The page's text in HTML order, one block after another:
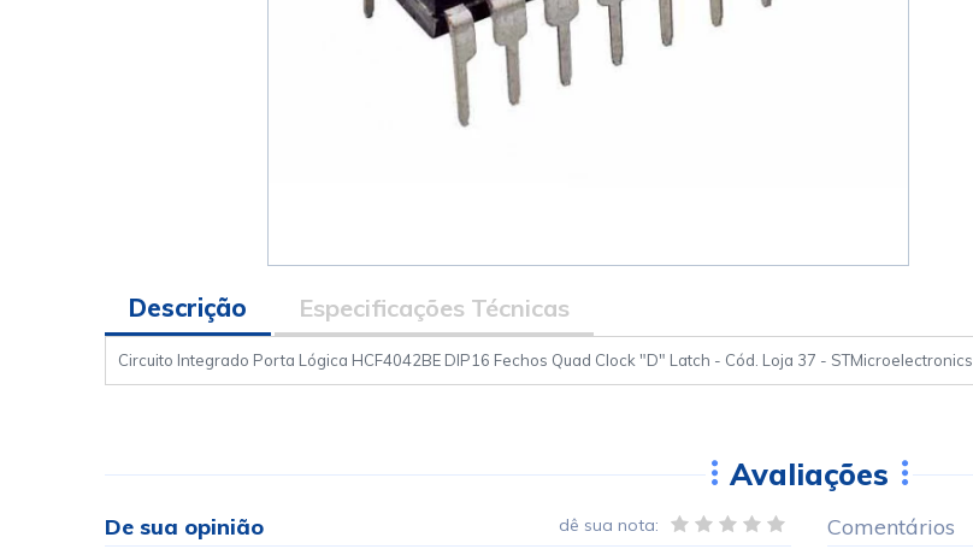
Descrição
Circuito Integrado Porta Lógica HCF4042BE DIP16 Fechos Quad Clock "D" Latch - Cód. Loja 37 - STMicroelectronics
Especificações Técnicas
Avaliações
De sua opinião dê sua nota: Comentários